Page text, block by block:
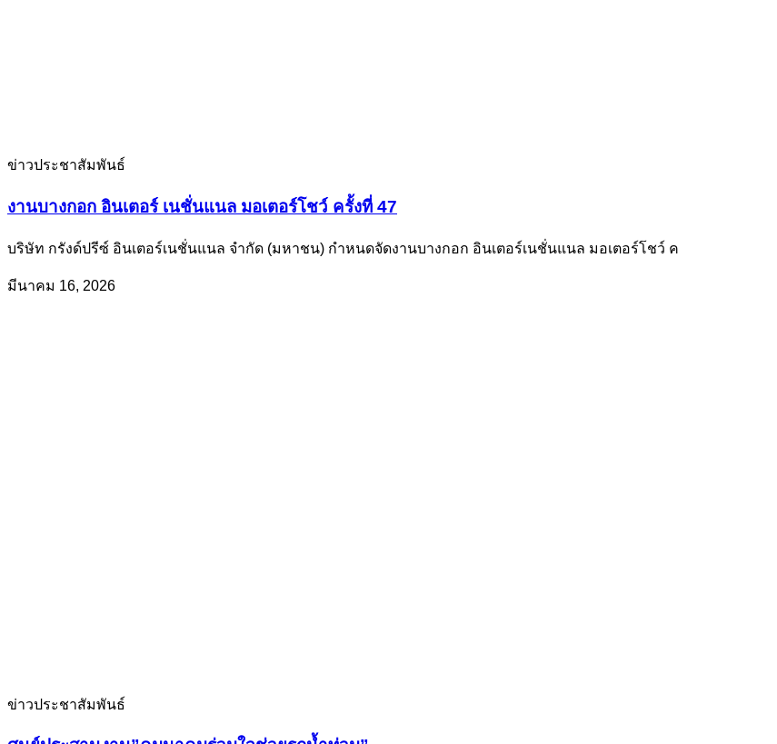
ข่าวประชาสัมพันธ์
งานบางกอก อินเตอร์ เนชั่นแนล มอเตอร์โชว์ ครั้งที่ 47
บริษัท กรังด์ปรีซ์ อินเตอร์เนชั่นแนล จำกัด (มหาชน) กำหนดจัดงานบางกอก อินเตอร์เนชั่นแนล มอเตอร์โชว์ ค
มีนาคม 16, 2026
ข่าวประชาสัมพันธ์